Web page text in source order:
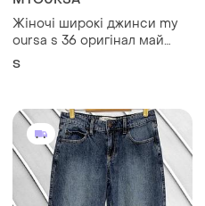
Жіночі широкі джинси my
oursa s 36 оригінал май
оурса wide leg з високою
S